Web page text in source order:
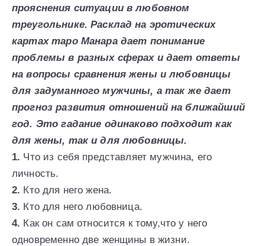
прояснения ситуации в любовном
треугольнике. Расклад на эротических
картах таро Манара дает понимание
проблемы в разных сферах и дает ответы
на вопросы сравнения жены и любовницы
для задуманного мужчины, а так же дает
прогноз развития отношений на ближайший
год. Это гадание одинаково подходит как
для жены, так и для любовницы.
1. Что из себя представляет мужчина, его
личность.
2. Кто для него жена.
3. Кто для него любовница.
4. Как он сам относится к тому,что у него
одновременно две женщины в жизни.